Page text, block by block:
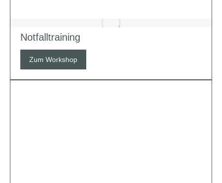
Notfalltraining
Zum Workshop